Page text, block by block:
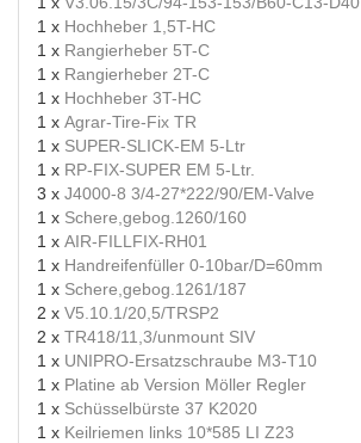
1 x Hochheber 1,5T-HC
1 x Rangierheber 5T-C
1 x Rangierheber 2T-C
1 x Hochheber 3T-HC
1 x Agrar-Tire-Fix TR
1 x SUPER-SLICK-EM 5-Ltr
1 x RP-FIX-SUPER EM 5-Ltr.
3 x J4000-8 3/4-27*222/90/EM-Valve
1 x Schere,gebog.1260/160
1 x AIR-FILLFIX-RH01
1 x Handreifenfüller 0-10bar/D=60mm
1 x Schere,gebog.1261/187
2 x V5.10.1/20,5/TRSP2
2 x TR418/11,3/unmount SIV
1 x UNIPRO-Ersatzschraube M3-T10
1 x Platine ab Version Möller Regler
1 x Schüsselbürste 37 K2020
1 x Keilriemen links 10*585 LI Z23